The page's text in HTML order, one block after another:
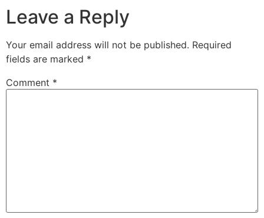
Leave a Reply
Your email address will not be published. Required
fields are marked *
Comment *